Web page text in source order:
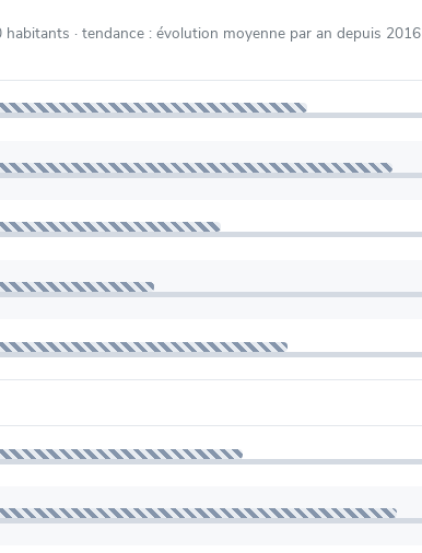
habitants · tendance : évolution moyenne par an depuis 2016